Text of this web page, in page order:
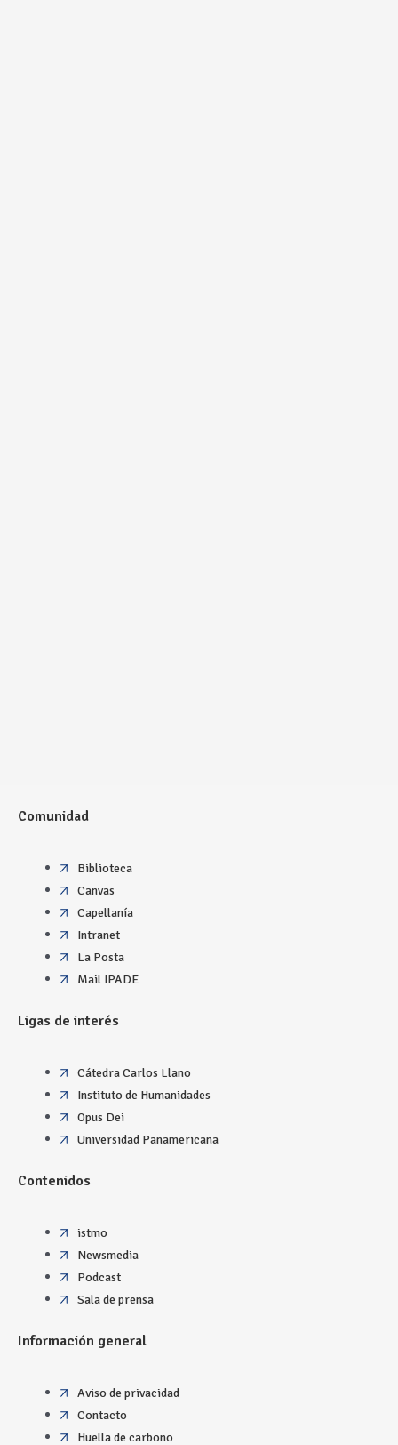
Comunidad
Biblioteca
Canvas
Capellanía
Intranet
La Posta
Mail IPADE
Ligas de interés
Cátedra Carlos Llano
Instituto de Humanidades
Opus Dei
Universidad Panamericana
Contenidos
istmo
Newsmedia
Podcast
Sala de prensa
Información general
Aviso de privacidad
Contacto
Huella de carbono